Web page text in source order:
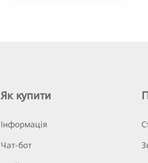
Як купити
Інформація
Чат-бот